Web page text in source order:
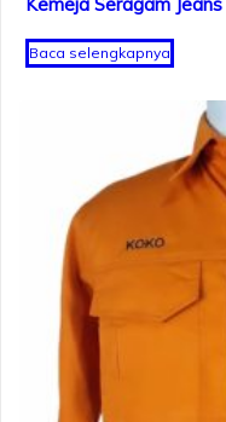
Baca selengkapnya